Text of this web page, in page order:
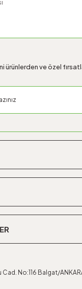
ürünlerden ve özel
No:116 Balgat/